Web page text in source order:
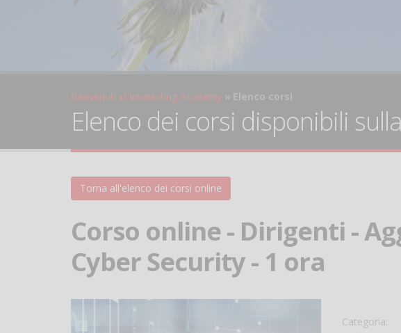
Benvenuti in Interesting Academy Elenco corsi
Elenco dei corsi disponibili
Torna all'elenco dei corsi online
Corso online - Dirigenti -
Cyber Security - 1 ora
Categoria: